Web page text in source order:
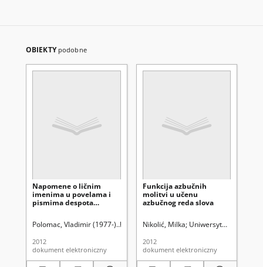
OBIEKTY podobne
Napomene o ličnim
imenima u povelama i
pismima despota
Polomac, Vladimir (1977-) Uniwersytet Marii Curie-Skłodowskiej
2012
dokument elektroniczny
Funkcija azbučnih
molitvi u učenu
azbučnog reda slova
Nikolić, Milka Uniwersytet Marii
2012
dokument elektroniczny